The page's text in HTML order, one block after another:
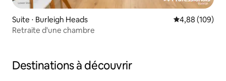
Suite ⋅ Burleigh Heads Évaluation
4,88 (109)
Retraite d'une chambre
Destinations à découvrir